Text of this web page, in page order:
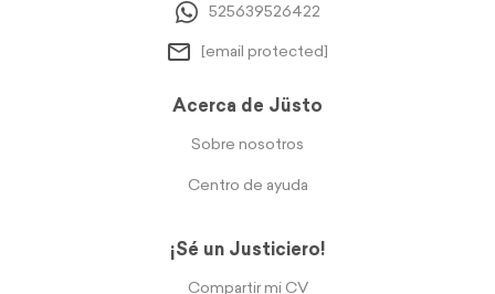
525639526422
[email protected]
Acerca de Jüsto
Sobre nosotros
Centro de ayuda
¡Sé un Justiciero!
Compartir mi CV